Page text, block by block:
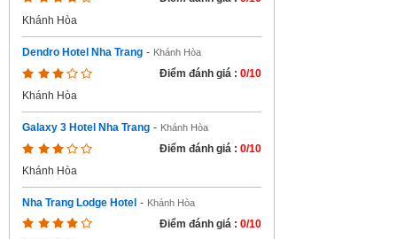
Khánh Hòa
Dendro Hotel Nha Trang - Khánh Hòa
Điểm đánh giá : 0/10
Khánh Hòa
Galaxy 3 Hotel Nha Trang - Khánh Hòa
Điểm đánh giá : 0/10
Khánh Hòa
Nha Trang Lodge Hotel - Khánh Hòa
Điểm đánh giá : 0/10